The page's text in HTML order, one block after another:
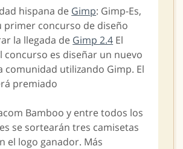
hispana de Gimp: Gimp-Es,
primer concurso de diseño
la llegada de Gimp 2.4 El
concurso es diseñar un nuevo
comunidad utilizando Gimp. El
premiado
Bamboo y entre todos los
se sortearán tres camisetas
el logo ganador. Más